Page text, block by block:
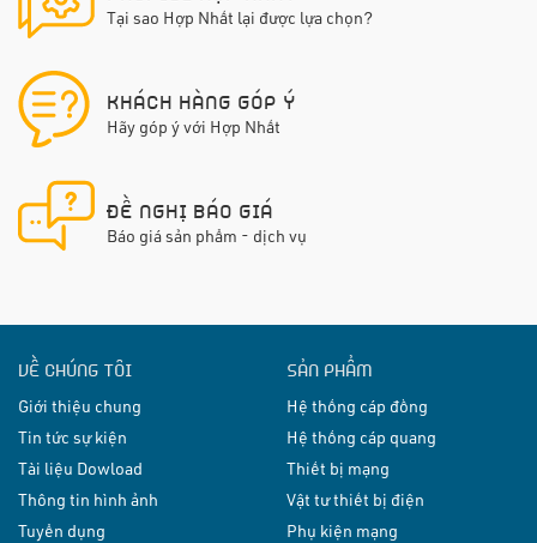
Tại sao Hợp Nhất lại được lựa chọn?
KHÁCH HÀNG GÓP Ý
Hãy góp ý với Hợp Nhất
ĐỀ NGHỊ BÁO GIÁ
Báo giá sản phẩm - dịch vụ
VỀ CHÚNG TÔI
Giới thiệu chung
Tin tức sự kiện
Tài liệu Dowload
Thông tin hình ảnh
Tuyển dụng
SẢN PHẨM
Hệ thống cáp đồng
Hệ thống cáp quang
Thiết bị mạng
Vật tư thiết bị điện
Phụ kiện mạng